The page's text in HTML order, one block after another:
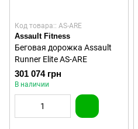
Код товара:: AS-ARE
Assault Fitness
Беговая дорожка Assault
Runner Elite AS-ARE
301 074 грн
В наличии